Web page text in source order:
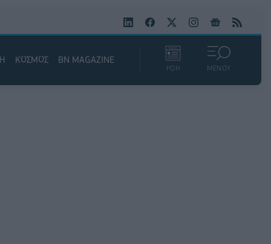
ΚΟΣΜΟΣ BN MAGAZINE
ΡΟΗ ΜΕΝΟΥ